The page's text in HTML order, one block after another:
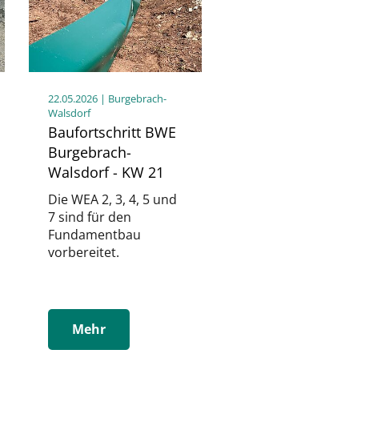
22.05.2026 | Burgebrach-
Walsdorf
Baufortschritt BWE
Burgebrach-
Walsdorf - KW 21
Die WEA 2, 3, 4, 5 und
7 sind für den
Fundamentbau
vorbereitet.
Mehr